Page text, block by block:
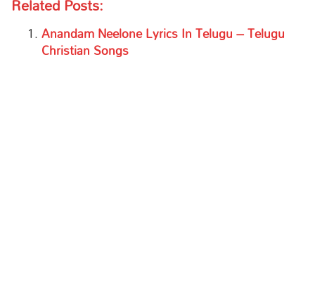
Anandam Neelone Lyrics In Telugu – Telugu
Christian Songs